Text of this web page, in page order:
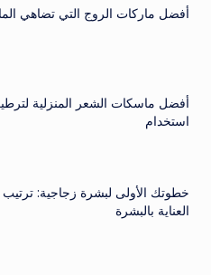
أفضل ماركات الروج التي تضاهي
أفضل ماسكات الشعر المنزلية
استخدام
خطوتك الأولى لبشرة زجاجية:
العناية بالبشرة